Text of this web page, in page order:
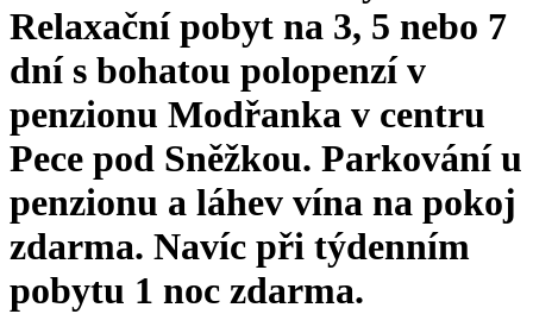
Relaxační pobyt na 3, 5 nebo 7
dní s bohatou polopenzí v
penzionu Modřanka v centru
Pece pod Sněžkou. Parkování u
penzionu a láhev vína na pokoj
zdarma. Navíc při týdenním
pobytu 1 noc zdarma.